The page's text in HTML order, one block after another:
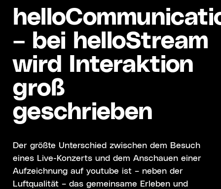
– bei helloStream
wird Interaktion
groß
geschrieben
Der größte Unterschied zwischen dem Besuch
eines Live-Konzerts und dem Anschauen einer
Aufzeichnung auf youtube ist – neben der
Luftqualität – das gemeinsame Erleben und